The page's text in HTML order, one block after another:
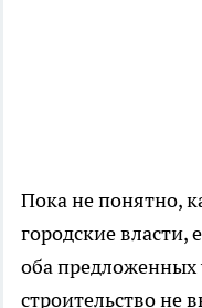
Пока не понятно,
городские власти,
оба предложенных
строительство не